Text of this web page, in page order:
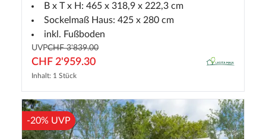
B x T x H: 465 x 318,9 x 222,3 cm
Sockelmaß Haus: 425 x 280 cm
inkl. Fußboden
UVPCHF 3'839.00
CHF 2'959.30
Inhalt: 1 Stück
-20% UVP